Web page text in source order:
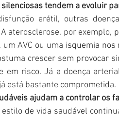
tendem a evoluir
erétil, outras
aterosclerose, por exemplo,
AVC ou uma isquemia
crescer sem provocar
em risco. Já a doença
está bastante comprometida.
ajudam a controlar os
de vida saudável